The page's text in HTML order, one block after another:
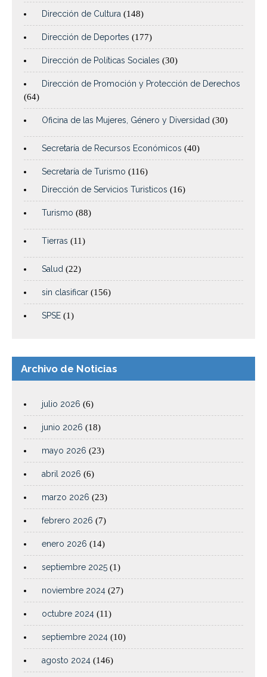
Dirección de Cultura (148)
Dirección de Deportes (177)
Dirección de Políticas Sociales (30)
Dirección de Promoción y Protección de Derechos
(64)
Oficina de las Mujeres, Género y Diversidad (30)
Secretaría de Recursos Económicos (40)
Secretaría de Turismo (116)
Dirección de Servicios Turisticos (16)
Turismo (88)
Tierras (11)
Salud (22)
sin clasificar (156)
SPSE (1)
Archivo de Noticias
julio 2026 (6)
junio 2026 (18)
mayo 2026 (23)
abril 2026 (6)
marzo 2026 (23)
febrero 2026 (7)
enero 2026 (14)
septiembre 2025 (1)
noviembre 2024 (27)
octubre 2024 (11)
septiembre 2024 (10)
agosto 2024 (146)